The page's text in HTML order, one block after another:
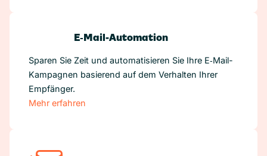
E‑Mail-Automation
Sparen Sie Zeit und automatisieren Sie Ihre E‑Mail-
Kampagnen basierend auf dem Verhalten Ihrer
Empfänger.
Mehr erfahren